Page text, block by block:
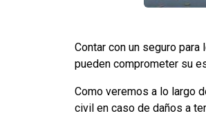
Contar con un seguro
pueden comprometer su
Como veremos a lo largo
civil en caso de daños a